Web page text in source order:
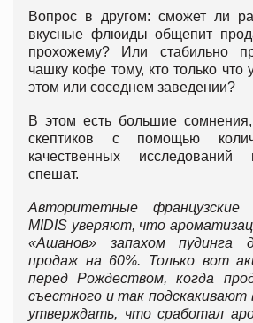
Вопрос в другом: сможет ли
вкусные флюиды общепит
прохожему? Или стабильно
чашку кофе тому, кто только
этом или соседнем заведении?
В этом есть большие
скептиков с помощью
качественных исследований
спешат.
Авторитетные французские
MIDIS уверяют, что
«Ашанов» запахом пудинга
продаж на 60%. Только вот
перед Рождеством, когда
съестного и так подскакивают
утверждать, что сработал